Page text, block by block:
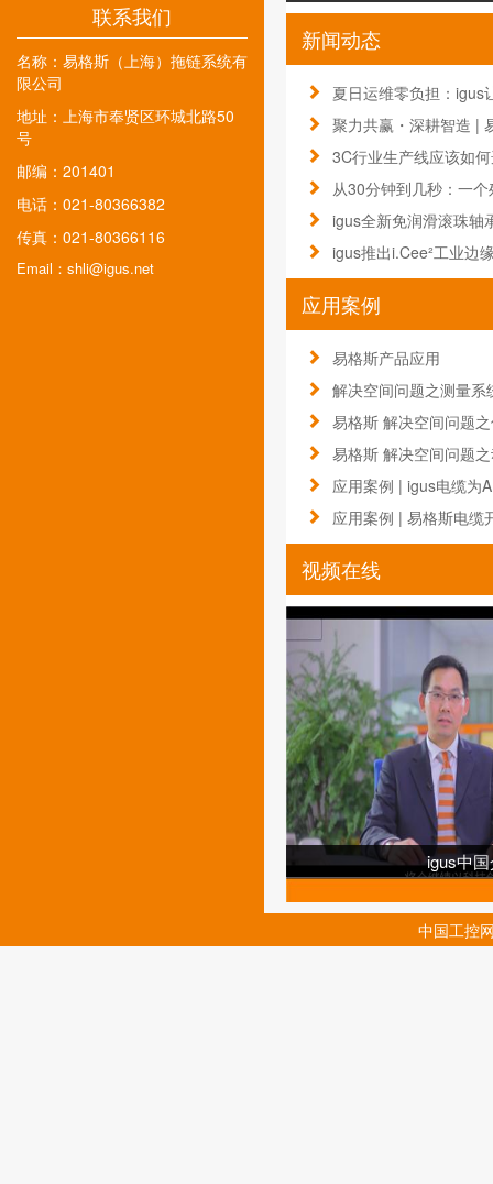
联系我们
名称： 易格斯（上海）拖链系统有
限公司
地址： 上海市奉贤区环城北路50
号
邮编：201401
电话：021-80366382
传真：021-80366116
Email：shli@igus.net
新闻动态
夏日运维零负担：igus
聚力共赢・深耕智造 |
3C行业生产线应该如
从30分钟到几秒：一
igus全新免润滑滚珠轴
igus推出i.Cee²工业边
应用案例
易格斯产品应用
解决空间问题之测量系
易格斯 解决空间问题
易格斯 解决空间问题
应用案例 | igus电缆为
应用案例 | 易格斯电缆
视频在线
igus中
中国工控